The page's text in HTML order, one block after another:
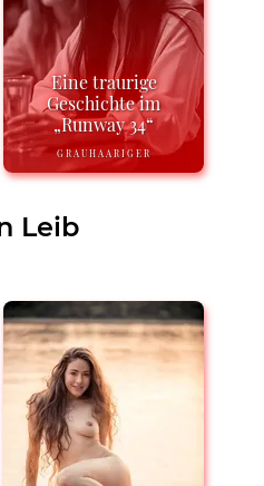
Eine traurige
Geschichte im
„Runway 34“
GRAUHAARIGER
Leib